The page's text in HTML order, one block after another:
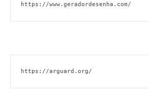
https://www.geradordesenha.com/
https://arguard.org/